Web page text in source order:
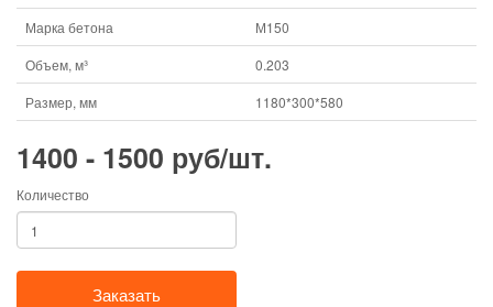
Марка бетона
М150
Объем, м³
0.203
Размер, мм
1180*300*580
1400 - 1500 руб/шт.
Количество
Заказать